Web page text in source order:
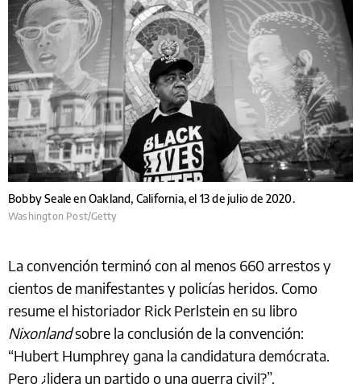
Bobby Seale en Oakland, California, el 13 de julio de 2020.
Washington Post/Getty
La convención terminó con al menos 660 arrestos y
cientos de manifestantes y policías heridos. Como
resume el historiador Rick Perlstein en su libro
Nixonlandsobre la conclusión de la convención:
“Hubert Humphrey gana la candidatura demócrata.
Pero ¿lidera un partido o una guerra civil?”.